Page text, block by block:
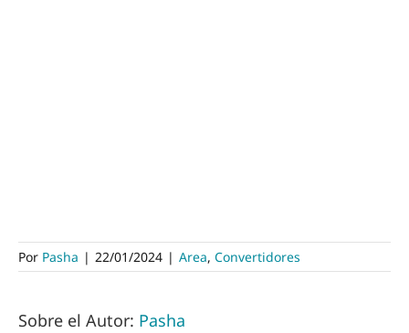
Por Pasha | 22/01/2024 | Area, Convertidores
Sobre el Autor: Pasha